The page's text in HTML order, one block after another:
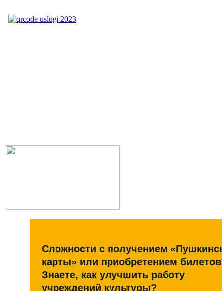
Сложности с получением
карты» или приобретением
Знаете, как улучшить работу
учреждений культуры?